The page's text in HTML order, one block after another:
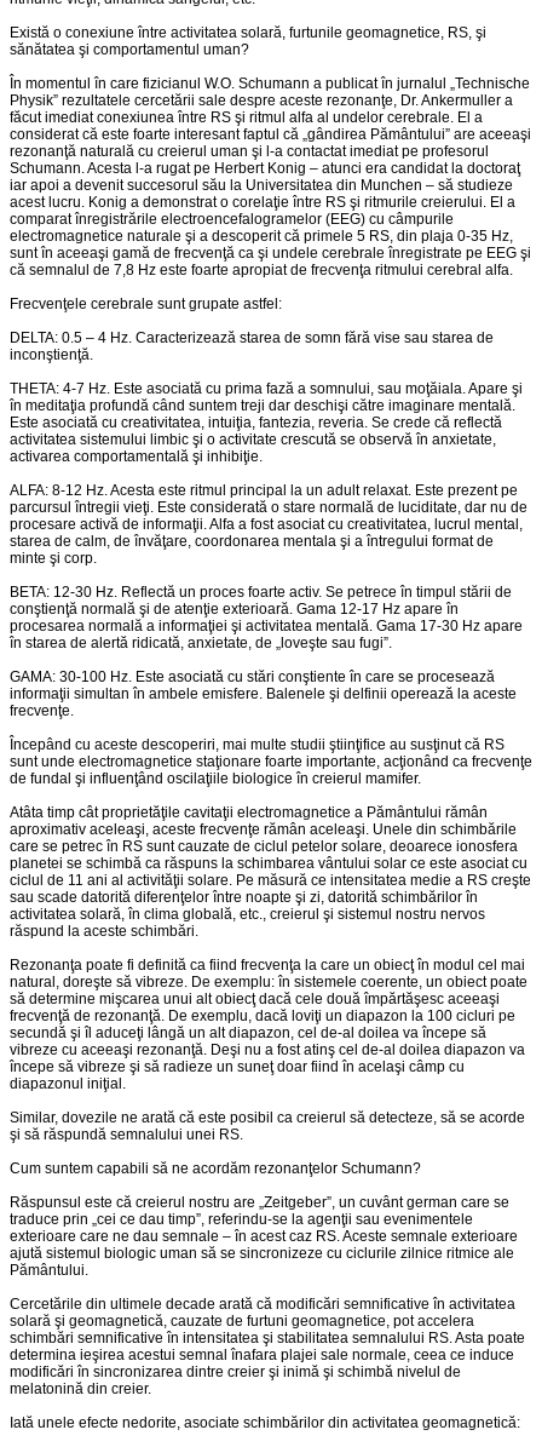
Există o conexiune între activitatea solară, furtunile geomagnetice, RS, şi
sănătatea şi comportamentul uman?
În momentul în care fizicianul W.O. Schumann a publicat în jurnalul „Technische
Physik” rezultatele cercetării sale despre aceste rezonanţe, Dr. Ankermuller a
făcut imediat conexiunea între RS şi ritmul alfa al undelor cerebrale. El a
considerat că este foarte interesant faptul că „gândirea Pământului” are aceeaşi
rezonanţă naturală cu creierul uman şi l-a contactat imediat pe profesorul
Schumann. Acesta l-a rugat pe Herbert Konig – atunci era candidat la doctoraţ
iar apoi a devenit succesorul său la Universitatea din Munchen – să studieze
acest lucru. Konig a demonstrat o corelaţie între RS şi ritmurile creierului. El a
comparat înregistrările electroencefalogramelor (EEG) cu câmpurile
electromagnetice naturale şi a descoperit că primele 5 RS, din plaja 0-35 Hz,
sunt în aceeaşi gamă de frecvenţă ca şi undele cerebrale înregistrate pe EEG şi
că semnalul de 7,8 Hz este foarte apropiat de frecvenţa ritmului cerebral alfa.
Frecvenţele cerebrale sunt grupate astfel:
DELTA: 0.5 – 4 Hz. Caracterizează starea de somn fără vise sau starea de
inconştienţă.
THETA: 4-7 Hz. Este asociată cu prima fază a somnului, sau moţăiala. Apare şi
în meditaţia profundă când suntem treji dar deschişi către imaginare mentală.
Este asociată cu creativitatea, intuiţia, fantezia, reveria. Se crede că reflectă
activitatea sistemului limbic şi o activitate crescută se observă în anxietate,
activarea comportamentală şi inhibiţie.
ALFA: 8-12 Hz. Acesta este ritmul principal la un adult relaxat. Este prezent pe
parcursul întregii vieţi. Este considerată o stare normală de luciditate, dar nu de
procesare activă de informaţii. Alfa a fost asociat cu creativitatea, lucrul mental,
starea de calm, de învăţare, coordonarea mentala şi a întregului format de
minte şi corp.
BETA: 12-30 Hz. Reflectă un proces foarte activ. Se petrece în timpul stării de
conştienţă normală şi de atenţie exterioară. Gama 12-17 Hz apare în
procesarea normală a informaţiei şi activitatea mentală. Gama 17-30 Hz apare
în starea de alertă ridicată, anxietate, de „loveşte sau fugi”.
GAMA: 30-100 Hz. Este asociată cu stări conştiente în care se procesează
informaţii simultan în ambele emisfere. Balenele şi delfinii operează la aceste
frecvenţe.
Începând cu aceste descoperiri, mai multe studii ştiinţifice au susţinut că RS
sunt unde electromagnetice staţionare foarte importante, acţionând ca frecvenţe
de fundal şi influenţând oscilaţiile biologice în creierul mamifer.
Atâta timp cât proprietăţile cavitaţii electromagnetice a Pământului rămân
aproximativ aceleaşi, aceste frecvenţe rămân aceleaşi. Unele din schimbările
care se petrec în RS sunt cauzate de ciclul petelor solare, deoarece ionosfera
planetei se schimbă ca răspuns la schimbarea vântului solar ce este asociat cu
ciclul de 11 ani al activităţii solare. Pe măsură ce intensitatea medie a RS creşte
sau scade datorită diferenţelor între noapte şi zi, datorită schimbărilor în
activitatea solară, în clima globală, etc., creierul şi sistemul nostru nervos
răspund la aceste schimbări.
Rezonanţa poate fi definită ca fiind frecvenţa la care un obiecţ în modul cel mai
natural, doreşte să vibreze. De exemplu: în sistemele coerente, un obiect poate
să determine mişcarea unui alt obiecţ dacă cele două împărtăşesc aceeaşi
frecvenţă de rezonanţă. De exemplu, dacă loviţi un diapazon la 100 cicluri pe
secundă şi îl aduceţi lângă un alt diapazon, cel de-al doilea va începe să
vibreze cu aceeaşi rezonanţă. Deşi nu a fost atinş cel de-al doilea diapazon va
începe să vibreze şi să radieze un suneţ doar fiind în acelaşi câmp cu
diapazonul iniţial.
Similar, dovezile ne arată că este posibil ca creierul să detecteze, să se acorde
şi să răspundă semnalului unei RS.
Cum suntem capabili să ne acordăm rezonanţelor Schumann?
Răspunsul este că creierul nostru are „Zeitgeber”, un cuvânt german care se
traduce prin „cei ce dau timp”, referindu-se la agenţii sau evenimentele
exterioare care ne dau semnale – în acest caz RS. Aceste semnale exterioare
ajută sistemul biologic uman să se sincronizeze cu ciclurile zilnice ritmice ale
Pământului.
Cercetările din ultimele decade arată că modificări semnificative în activitatea
solară şi geomagnetică, cauzate de furtuni geomagnetice, pot accelera
schimbări semnificative în intensitatea şi stabilitatea semnalului RS. Asta poate
determina ieşirea acestui semnal înafara plajei sale normale, ceea ce induce
modificări în sincronizarea dintre creier şi inimă şi schimbă nivelul de
melatonină din creier.
Iată unele efecte nedorite, asociate schimbărilor din activitatea geomagnetică: